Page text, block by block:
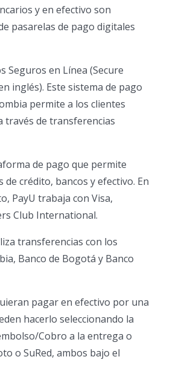
y en efectivo son
pasarelas de pago digitales
Seguros en Línea (Secure
inglés). Este sistema de pago
permite a los clientes
través de transferencias
de pago que permite
crédito, bancos y efectivo. En
PayU trabaja con Visa,
Club International.
transferencias con los
Banco de Bogotá y Banco
pagar en efectivo por una
hacerlo seleccionando la
Cobro a la entrega o
o SuRed, ambos bajo el